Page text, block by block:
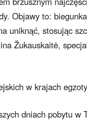
Objawy to:
uniknąć, stosując
Žukauskaitė,
w krajach
dniach pobytu w